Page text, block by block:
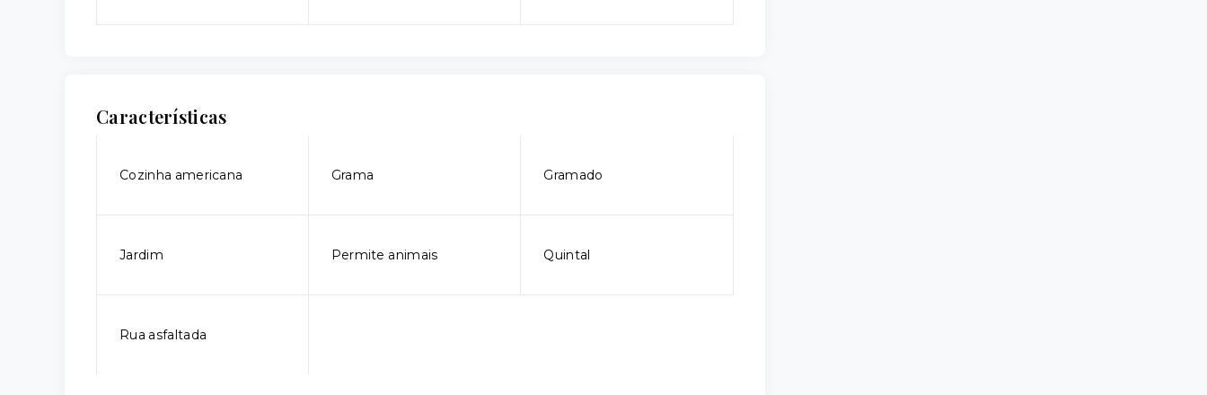
Características
Cozinha americana Grama Gramado
Jardim Permite animais Quintal
Rua asfaltada